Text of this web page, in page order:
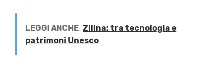
LEGGI ANCHE Zilina: tra tecnologia e
patrimoni Unesco